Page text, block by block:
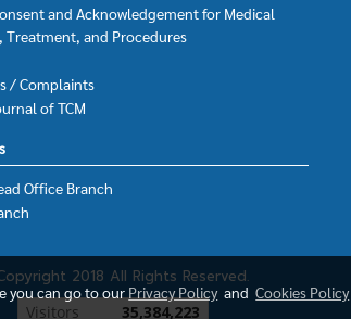
and Acknowledgement for Medical
Treatment, and Procedures
/ Complaints
of TCM
Office Branch
2018 All Rights Reserved.
Today's visitor
1
you can go to our Privacy PolicyandCookies Policy